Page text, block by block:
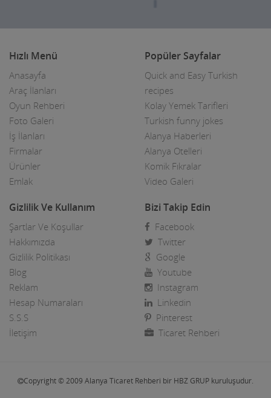
Mobilya imalat
Mobilya Mağazaları
Moda Evleri ve Gelinlik
Motorsiklet Firmaları
Muhtarlar
Müzik Aletleri ve kursları
Öğrenci Yurtları
Okullar
Optik / Gözlük Firmaları
Organizasyon Hizmetleri
Organize Sanayi Bölgesi firmaları
Oteller
Hızlı Menü
Anasayfa
Araç İlanları
Oyun Rehberi
Foto Galeri
İş İlanları
Firmalar
Ürünler
Emlak
Popüler Sayfalar
Quick and Easy Turkish
recipes
Kolay Yemek Tarifleri
Turkish funny jokes
Alanya Haberleri
Alanya Otelleri
Komik Fıkralar
Video Galeri
Gizlilik Ve Kullanım
Şartlar Ve Koşullar
Hakkımızda
Gizlilik Politikası
Blog
Reklam
Hesap Numaraları
S.S.S
İletişim
Bizi Takip Edin
Facebook
Twitter
Google
Youtube
Instagram
Linkedin
Pinterest
Ticaret Rehberi
Copyright © 2009 Alanya Ticaret Rehberi bir HBZ GRUP kuruluşudur.